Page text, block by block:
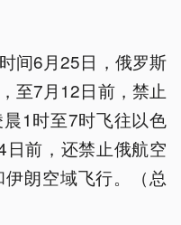
间6月25日，俄罗斯
至7月12日前，禁止
1时至7时飞往以色
前，还禁止俄航空
朗空域飞行。（总